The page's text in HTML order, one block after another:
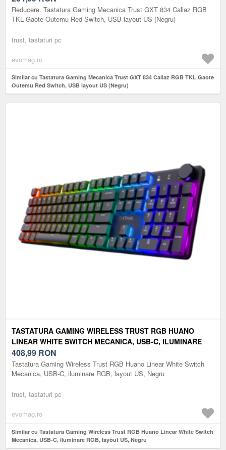
Reducere. Tastatura Gaming Mecanica Trust GXT 834 Callaz RGB
TKL Gaote Outemu Red Switch, USB layout US (Negru)
trust, tastaturi pc
evomag.ro
Similar cu Tastatura Gaming Mecanica Trust GXT 834 Callaz RGB TKL Gaote
Outemu Red Switch, USB layout US (Negru)
TASTATURA GAMING WIRELESS TRUST RGB HUANO
LINEAR WHITE SWITCH MECANICA, USB-C, ILUMINARE
RGB, LAYOUT US, NEGRU
408,99 RON
Tastatura Gaming Wireless Trust RGB Huano Linear White Switch
Mecanica, USB-C, iluminare RGB, layout US, Negru
trust, tastaturi pc
evomag.ro
Similar cu Tastatura Gaming Wireless Trust RGB Huano Linear White Switch
Mecanica, USB-C, iluminare RGB, layout US, Negru